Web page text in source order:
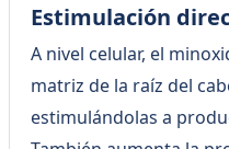
Estimulación
A nivel celular, el
matriz de la raíz del
estimulándolas a